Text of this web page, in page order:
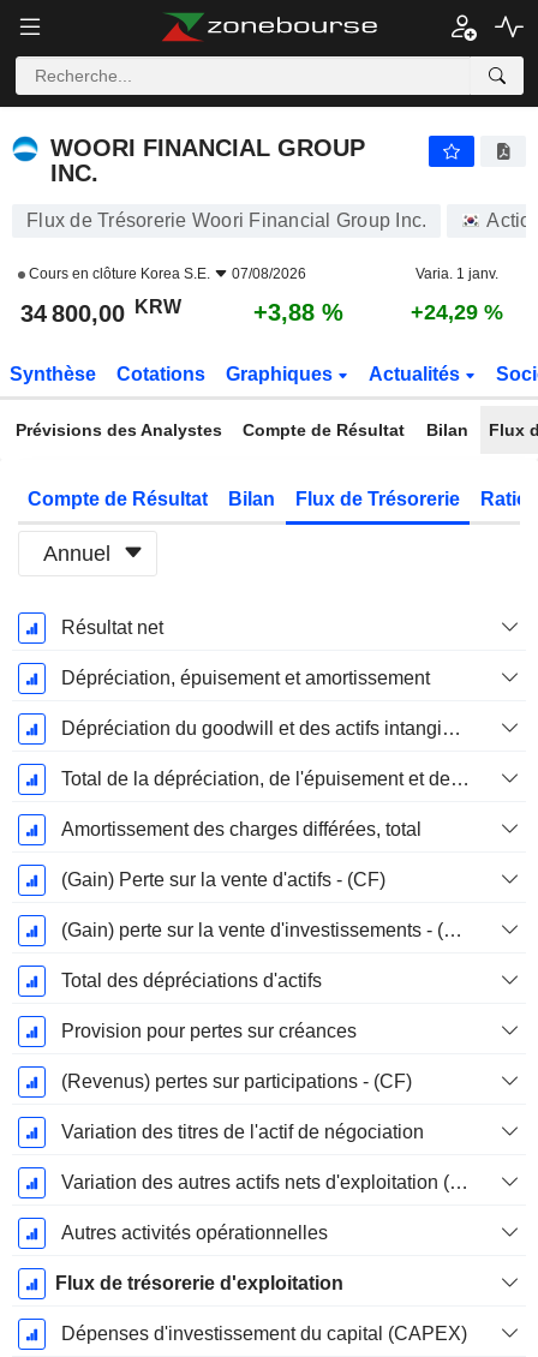
WOORI FINANCIAL GROUP
INC.
Flux de Trésorerie Woori Financial Group Inc.
Cours en clôture Korea S.E. 07/08/2026 Varia. 1 janv.
34 800,00 KRW +3,88 % +24,29 %
Synthèse Cotations Graphiques Actualités
Prévisions des Analystes Compte de Résultat Bilan Flux
Compte de Résultat Bilan Flux de Trésorerie
Annuel
Période
Fiscale:
Décembre
Résultat net
Dépréciation, épuisement et amortissement
Dépréciation du goodwill et des actifs intangibles
Total de la dépréciation, de l'épuisement et de l'amortissement
Amortissement des charges différées, total
(Gain) Perte sur la vente d'actifs - (CF)
(Gain) perte sur la vente d'investissements - (CF)
Total des dépréciations d'actifs
Provision pour pertes sur créances
(Revenus) pertes sur participations - (CF)
Variation des titres de l'actif de négociation
Variation des autres actifs nets d'exploitation (perçus)
Autres activités opérationnelles
Flux de trésorerie d'exploitation
Dépenses d'investissement du capital (CAPEX)